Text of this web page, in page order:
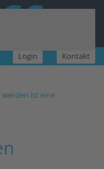
Login Kontakt
werden ist eine